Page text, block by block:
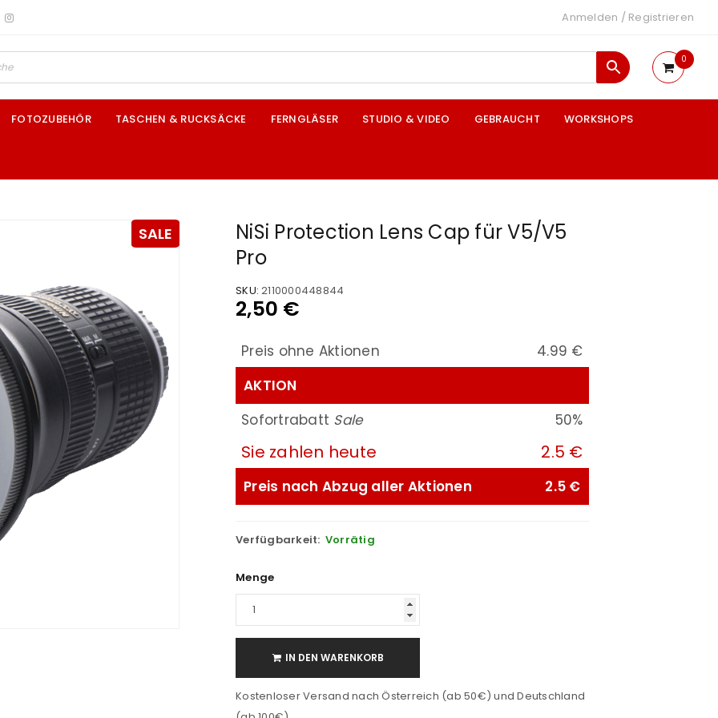
Anmelden / Registrieren
0
FOTOZUBEHÖR TASCHEN & RUCKSÄCKE FERNGLÄSER STUDIO & VIDEO GEBRAUCHT WORKSHOPS
SALE
NiSi Protection Lens Cap für V5/V5
Pro
SKU: 2110000448844
2,50 €
Preis ohne Aktionen
4.99 €
AKTION
Sofortrabatt Sale 50%
Sie zahlen heute 2.5 €
Preis nach Abzug aller Aktionen 2.5 €
Verfügbarkeit: Vorrätig
Menge
IN DEN WARENKORB
Kostenloser Versand nach Österreich (ab 50€) und Deutschland